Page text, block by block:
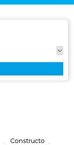
Constructo